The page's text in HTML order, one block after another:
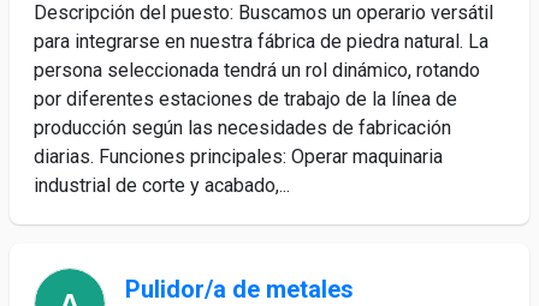
Descripción del puesto: Buscamos un operario versátil
para integrarse en nuestra fábrica de piedra natural. La
persona seleccionada tendrá un rol dinámico, rotando
por diferentes estaciones de trabajo de la línea de
producción según las necesidades de fabricación
diarias. Funciones principales: Operar maquinaria
industrial de corte y acabado,...
Pulidor/a de metales